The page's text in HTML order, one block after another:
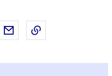
X sur LinkedIn
Partager par email